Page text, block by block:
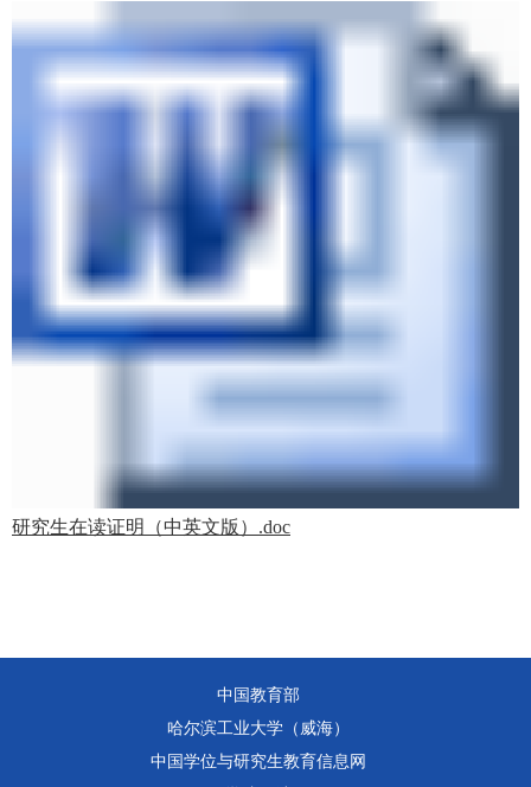
研究生在读证明（中英文版）.doc
中国教育部
哈尔滨工业大学（威海）
中国学位与研究生教育信息网